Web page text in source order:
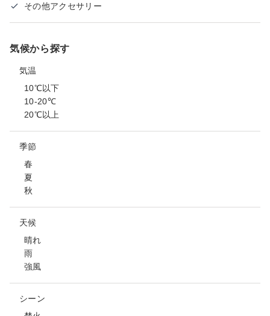
その他アクセサリー
気候から探す
気温
10℃以下
10-20℃
20℃以上
季節
春
夏
秋
天候
晴れ
雨
強風
シーン